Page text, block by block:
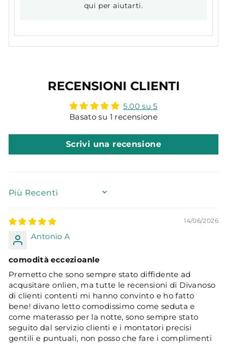
qui per aiutarti.
RECENSIONI CLIENTI
5.00 su 5
Basato su 1 recensione
Scrivi una recensione
SORT BY
14/06/2026
Antonio A
comodità eccezioanle
Premetto che sono sempre stato diffidente ad
acqusitare onlien, ma tutte le recensioni di Divanoso
di clienti contenti mi hanno convinto e ho fatto
bene! divano letto comodissimo come seduta e
come materasso per la notte, sono sempre stato
seguito dal servizio clienti e i montatori precisi
gentili e puntuali, non posso che fare i complimenti